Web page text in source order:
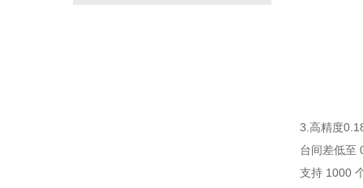
3.高精度
台间差低至
支持 1000